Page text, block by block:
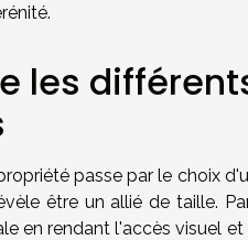
les
passe par le choix
être un allié de taille.
en rendant l'accès visuel